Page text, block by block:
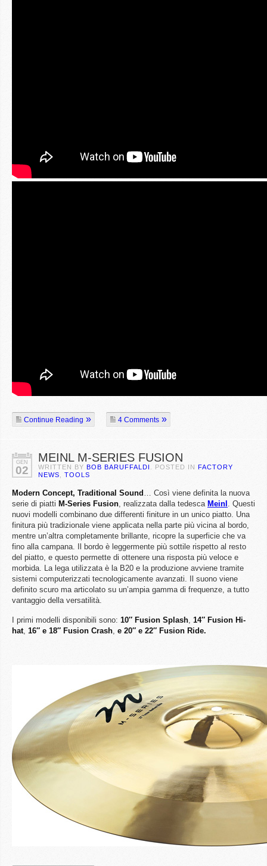
Continue Reading 4 Comments
GEN
02
MEINL M-SERIES FUSION
WRITTEN BY BOB BARUFFALDI . POSTED IN FACTORY
NEWS
TOOLS
Modern Concept, Traditional Sound … Così viene definita la nuova
serie di piatti M-Series Fusion, realizzata dalla tedesca Meinl . Questi
nuovi modelli combinano due differenti finiture in un unico piatto. Una
finitura più tradizionale viene applicata nella parte più vicina al bordo,
mentre un’altra completamente brillante, ricopre la superficie che va
fino alla campana. Il bordo è leggermente più sottile rispetto al resto
del piatto, e questo permette di ottenere una risposta più veloce e
morbida. La lega utilizzata è la B20 e la produzione avviene tramite
sistemi computerizzati tecnologicamente avanzati. Il suono viene
definito scuro ma articolato su un’ampia gamma di frequenze, a tutto
vantaggio della versatilità.
I primi modelli disponibili sono: 10″ Fusion Splash, 14″ Fusion Hi-
hat, 16″ e 18″ Fusion Crash, e 20″ e 22″ Fusion Ride.